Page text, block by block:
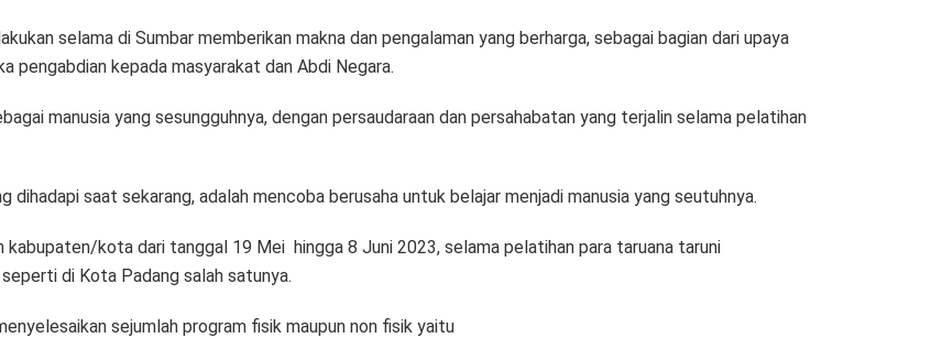
selama di Sumbar memberikan makna dan pengalaman yang berharga, sebagai bagian dari upaya
pengabdian kepada masyarakat dan Abdi Negara.
manusia yang sesungguhnya, dengan persaudaraan dan persahabatan yang terjalin selama pelatihan
saat sekarang, adalah mencoba berusaha untuk belajar menjadi manusia yang seutuhnya.
kota dari tanggal 19 Mei hingga 8 Juni 2023, selama pelatihan para taruana taruni
di Kota Padang salah satunya.
sejumlah program fisik maupun non fisik yaitu